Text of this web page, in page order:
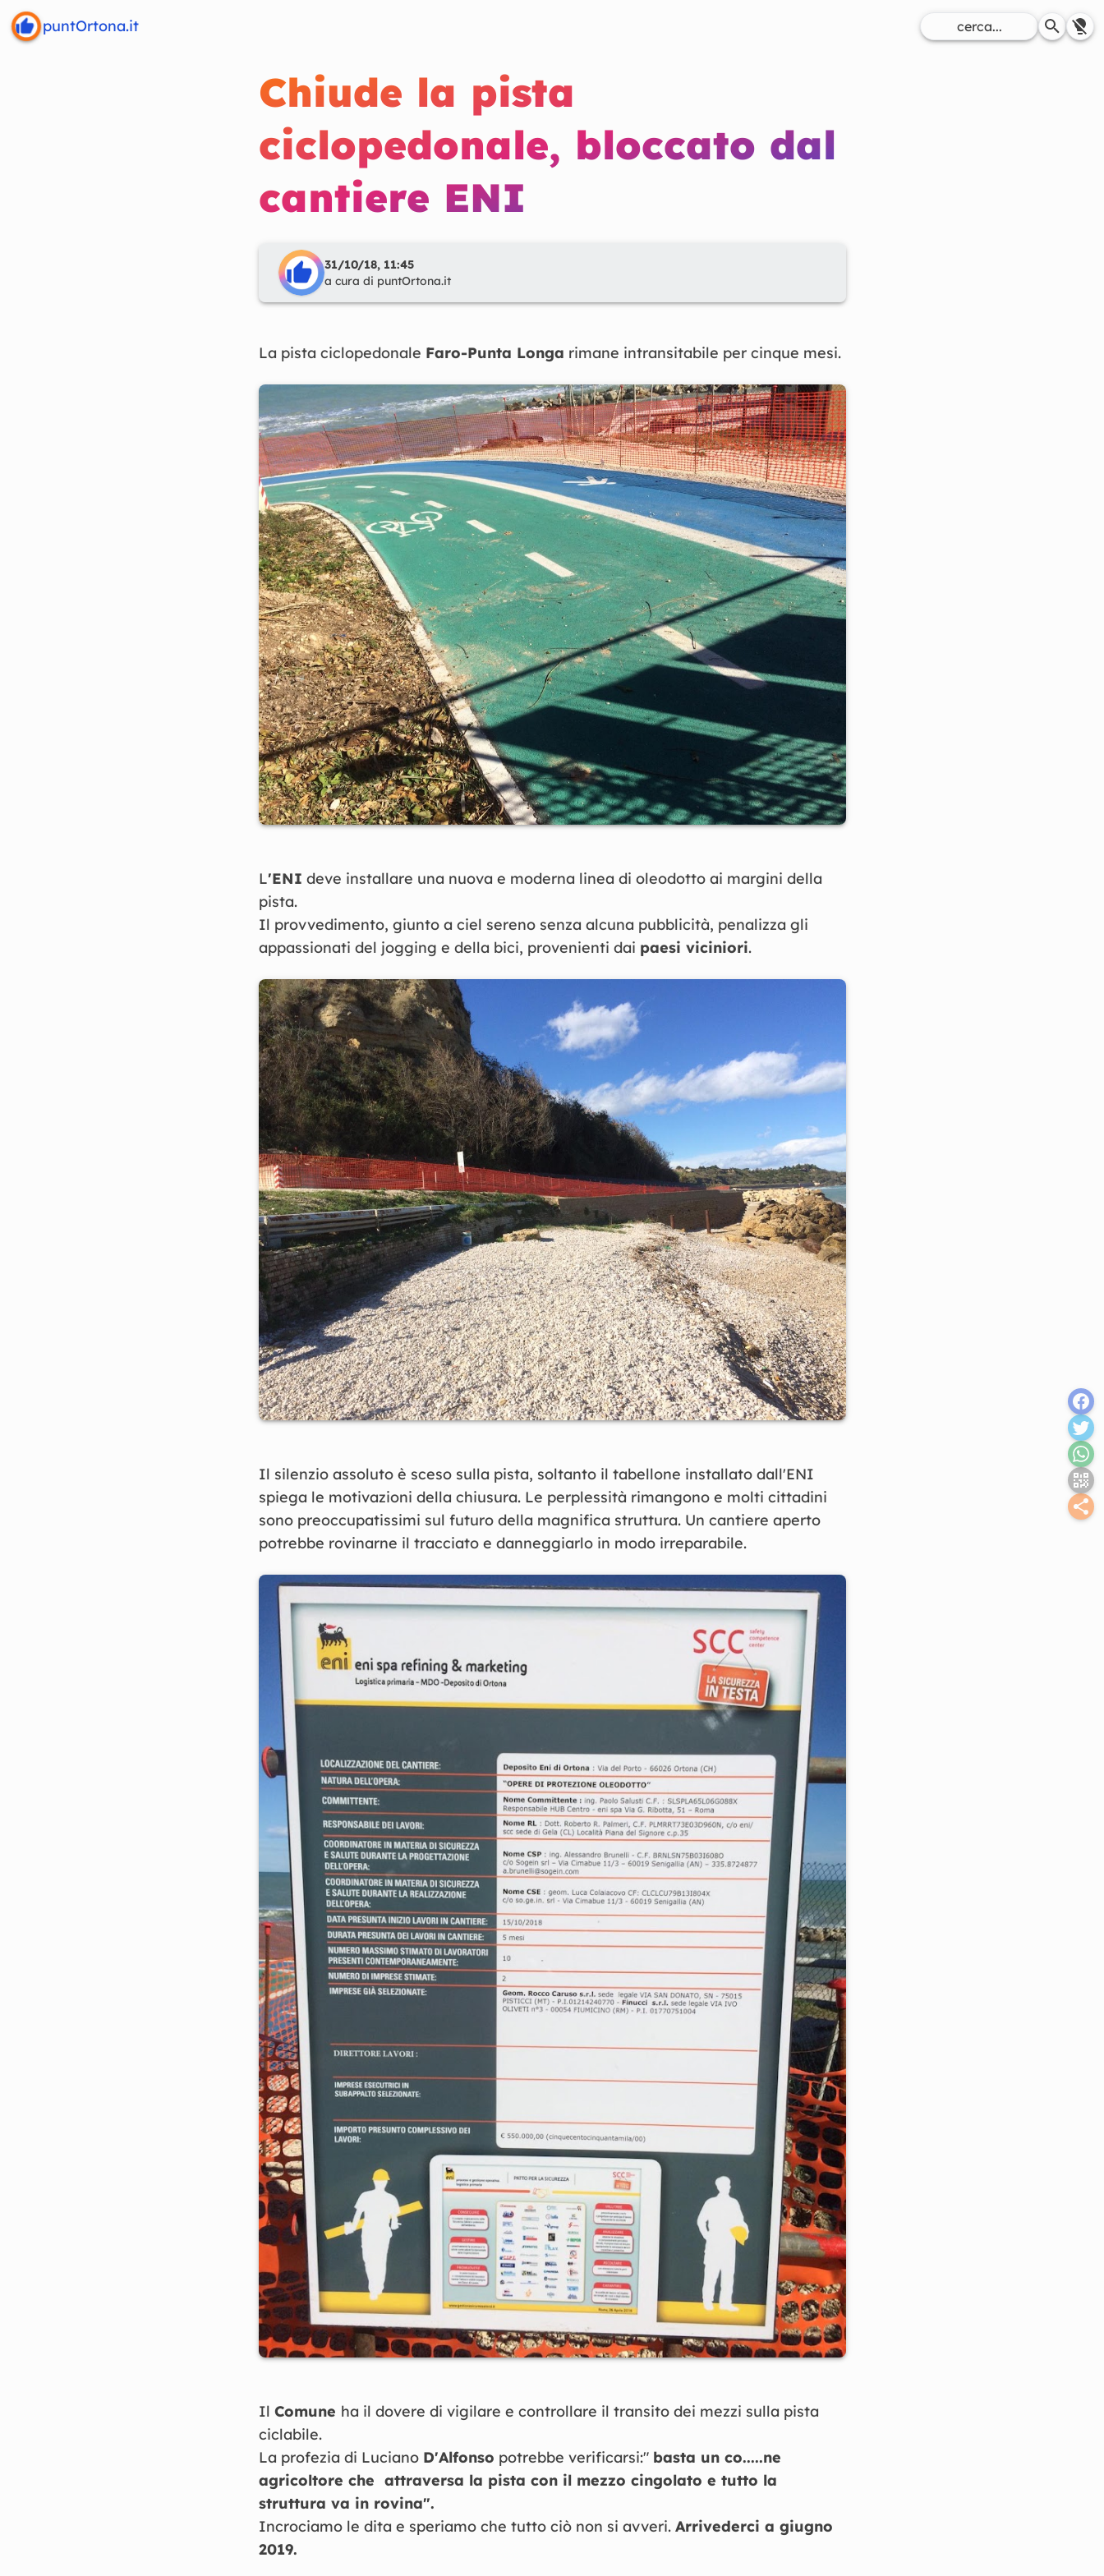
Chiude la pista
ciclopedonale, bloccato dal
cantiere ENI
31/10/18, 11:45
a cura di puntOrtona.it
La pista ciclopedonale Faro-Punta Longa rimane intransitabile per cinque mesi.
L'ENI deve installare una nuova e moderna linea di oleodotto ai margini della
pista.
Il provvedimento, giunto a ciel sereno senza alcuna pubblicità, penalizza gli
appassionati del jogging e della bici, provenienti dai paesi viciniori.
Il silenzio assoluto è sceso sulla pista, soltanto il tabellone installato dall'ENI
spiega le motivazioni della chiusura. Le perplessità rimangono e molti cittadini
sono preoccupatissimi sul futuro della magnifica struttura. Un cantiere aperto
potrebbe rovinarne il tracciato e danneggiarlo in modo irreparabile.
Il Comune ha il dovere di vigilare e controllare il transito dei mezzi sulla pista
ciclabile.
La profezia di Luciano D'Alfonso potrebbe verificarsi:" basta un co.....ne
agricoltore che attraversa la pista con il mezzo cingolato e tutto la
struttura va in rovina".
Incrociamo le dita e speriamo che tutto ciò non si avveri. Arrivederci a giugno
2019.
puntOrtona.it